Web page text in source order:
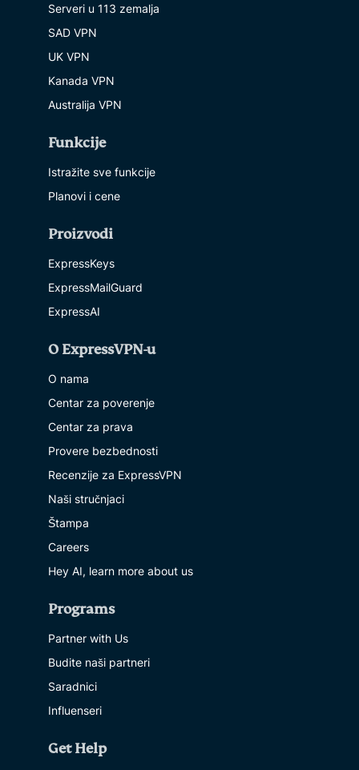
Serveri u 113 zemalja
SAD VPN
UK VPN
Kanada VPN
Australija VPN
Funkcije
Istražite sve funkcije
Planovi i cene
Proizvodi
ExpressKeys
ExpressMailGuard
ExpressAI
O ExpressVPN-u
O nama
Centar za poverenje
Centar za prava
Provere bezbednosti
Recenzije za ExpressVPN
Naši stručnjaci
Štampa
Careers
Hey AI, learn more about us
Programs
Partner with Us
Budite naši partneri
Saradnici
Influenseri
Get Help